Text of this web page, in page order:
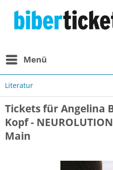
Menü
Literatur
Tickets für Angelina
Kopf -
Main